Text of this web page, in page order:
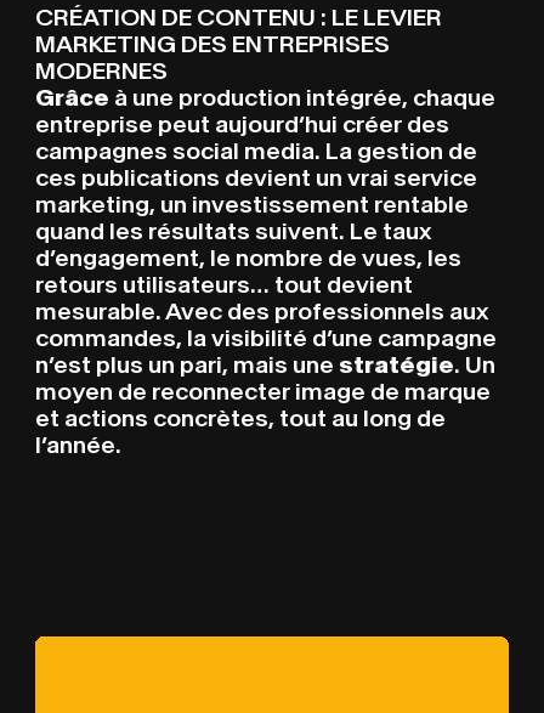
CRÉATION DE CONTENU : LE LEVIER
MARKETING DES ENTREPRISES
MODERNES
Grâce à une production intégrée, chaque
entreprise peut aujourd’hui créer des
campagnes social media. La gestion de
ces publications devient un vrai service
marketing, un investissement rentable
quand les résultats suivent. Le taux
d’engagement, le nombre de vues, les
retours utilisateurs… tout devient
mesurable. Avec des professionnels aux
commandes, la visibilité d’une campagne
n’est plus un pari, mais une stratégie. Un
moyen de reconnecter image de marque
et actions concrètes, tout au long de
l’année.